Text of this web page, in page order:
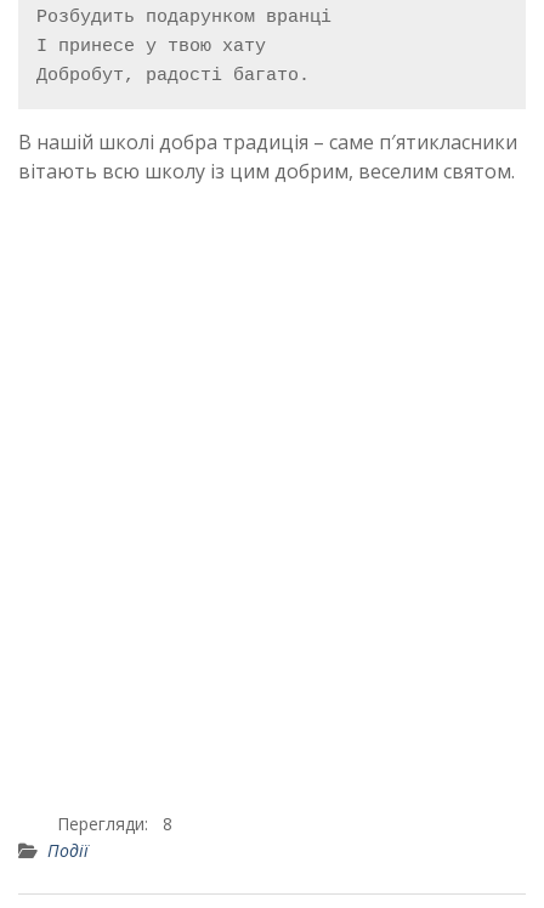
Розбудить подарунком вранці
І принесе у твою хату
Добробут, радості багато.
В нашій школі добра традиція – саме п′ятикласники
вітають всю школу із цим добрим, веселим святом.
Перегляди:
8
Події